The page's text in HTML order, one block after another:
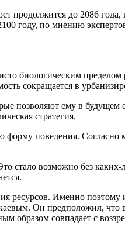
до 2086 года,
году, по мнению
биологическим
сокращается в
позволяют ему в
стратегия.
поведения. Согласно
стало возможно без
ресурсов. Именно поэтому
Он предположил, что
образом совпадает с